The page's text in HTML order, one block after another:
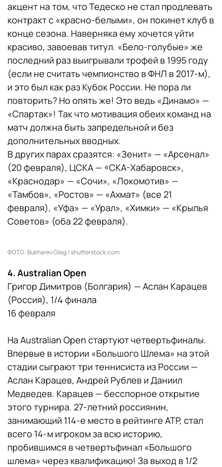
акцент на том, что Тедеско не стал продлевать
контракт с «красно-белыми», он покинет клуб в
конце сезона. Наверняка ему хочется уйти
красиво, завоевав титул. «Бело-голубые» же
последний раз выигрывали трофей в 1995 году
(если не считать чемпионство в ФНЛ в 2017-м),
и это был как раз Кубок России. Не пора ли
повторить? Но опять же! Это ведь «Динамо» —
«Спартак»! Так что мотивация обеих команд на
матч должна быть запредельной и без
дополнительных вводных.
В других парах сразятся: «Зенит» — «Арсенал»
(20 февраля), ЦСКА — «СКА-Хабаровск»,
«Краснодар» — «Сочи», «Локомотив» —
«Тамбов», «Ростов» — «Ахмат» (все 21
февраля), «Уфа» — «Урал», «Химки» — «Крылья
Советов» (оба 22 февраля).
ФОТО: Bukharev Oleg / shutterstock.com
4. Australian Open
Григор Димитров (Болгария) — Аслан Карацев
(Россия), 1/4 финала
16 февраля
На Australian Open стартуют четвертьфиналы.
Впервые в истории «Большого Шлема» на этой
стадии сыграют три теннисиста из России —
Аслан Карацев, Андрей Рублев и Даниил
Медведев. Карацев — бесспорное открытие
этого турнира. 27-летний россиянин,
занимающий 114-е место в рейтинге ATP, стал
всего 14-м игроком за всю историю,
пробившимся в четвертьфинал «Большого
шлема» через квалификацию! За выход в 1/2